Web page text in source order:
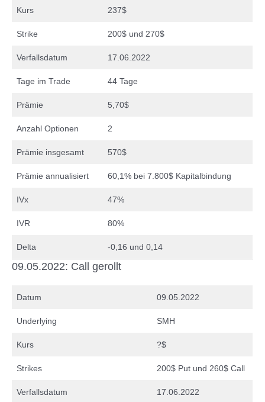
Kurs 237$
Strike 200$ und 270$
Verfallsdatum 17.06.2022
Tage im Trade 44 Tage
Prämie 5,70$
Anzahl Optionen 2
Prämie insgesamt 570$
Prämie annualisiert 60,1% bei 7.800$ Kapitalbindung
IVx 47%
IVR 80%
Delta -0,16 und 0,14
09.05.2022: Call gerollt
Datum 09.05.2022
Underlying SMH
Kurs ?$
Strikes 200$ Put und 260$ Call
Verfallsdatum 17.06.2022